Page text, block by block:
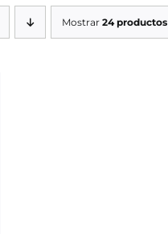
Mostrar24 productos